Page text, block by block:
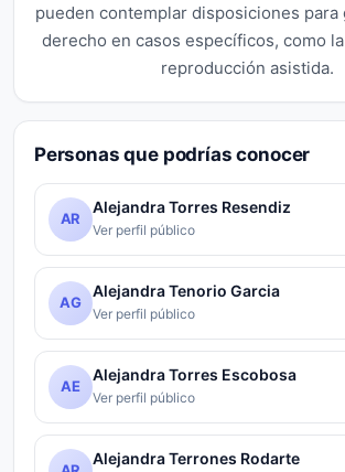
pueden contemplar disposiciones para
derecho en casos específicos, como
reproducción asistida.
Personas que podrías conocer
AR
Alejandra Torres Resendiz
Ver perfil público
AG
Alejandra Tenorio Garcia
Ver perfil público
AE
Alejandra Torres Escobosa
Ver perfil público
Alejandra Terrones Rodarte